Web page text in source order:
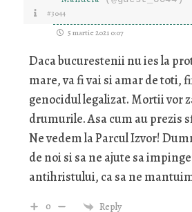
#3044
5 martie 2021 0:07
Daca bucurestenii nu ies la
mare, va fi vai si amar de toti,
genocidul legalizat. Mortii vor
drumurile. Asa cum au prezis
Ne vedem la Parcul Izvor!
de noi si sa ne ajute sa
antihristului, ca sa ne
0 Reply